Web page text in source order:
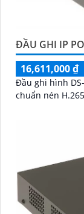
ĐẦU GHI IP
16,611,000 ₫
Đầu ghi hình
chuẩn nén